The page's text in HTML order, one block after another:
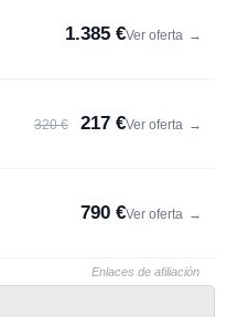
1.385 €Ver oferta →
320 € 217 €Ver oferta →
790 €Ver oferta →
Enlaces de afiliación